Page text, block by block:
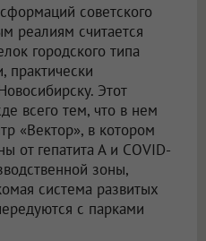
советского
реалиям считается
городского типа
практически
Этот
всего тем, что в нем
«Вектор», в котором
от гепатита А и COVID-
зоны,
система развитых
с парками